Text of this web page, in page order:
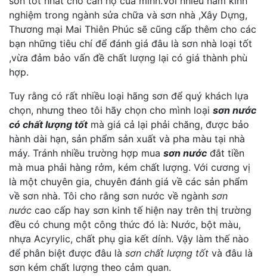
nghiệm trong ngành sửa chữa và sơn nhà ,Xây Dựng,
Thương mại Mai Thiên Phúc sẽ cũng cấp thêm cho các
bạn những tiêu chí để đánh giá đâu là sơn nhà loại tốt
,vừa đảm bảo vấn đề chất lượng lại có giá thành phù
hợp.
Tuy rằng có rất nhiều loại hãng sơn để quý khách lựa
chọn, nhưng theo tôi hãy chọn cho mình loại sơn nước
có chất lượng tốtmà giá cả lại phải chăng, được bảo
hành dài hạn, sản phẩm sản xuất và pha màu tại nhà
máy. Tránh nhiều trường hợp mua sơn nước đắt tiền
mà mua phải hàng rởm, kém chất lượng. Với cương vị
là một chuyên gia, chuyên đánh giá về các sản phẩm
về sơn nhà. Tôi cho rằng sơn nước về ngành sơn
nước cao cấp hay sơn kinh tế hiện nay trên thị trường
đều có chung một công thức đó là: Nước, bột màu,
nhựa Acyrylic, chất phụ gia kết dính. Vậy làm thế nào
để phân biệt được đâu là sơn chất lượng tốt và đâu là
sơn kém chất lượng theo cảm quan.